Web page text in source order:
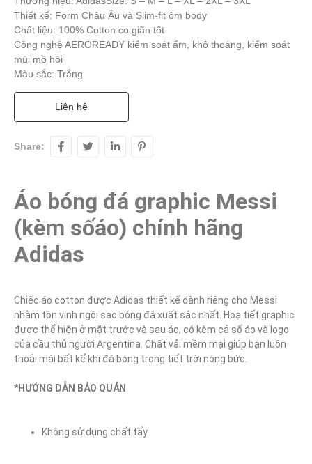
Thiết kế: Form Châu Âu và Slim-fit ôm body
Chất liệu: 100% Cotton co giãn tốt
Công nghệ AEROREADY kiểm soát ẩm, khô thoáng, kiểm soát
mùi mồ hôi
Màu sắc: Trắng
Liên hệ
Share:
Áo bóng đá graphic Messi
(kèm sốáo) chính hãng
Adidas
Chiếc áo cotton được Adidas thiết kế dành riêng cho Messi
nhằm tôn vinh ngôi sao bóng đá xuất sắc nhất. Hoạ tiết graphic
được thể hiện ở mặt trước và sau áo, có kèm cả số áo và logo
của cầu thủ người Argentina. Chất vải mềm mại giúp bạn luôn
thoải mái bất kể khi đá bóng trong tiết trời nóng bức.
*HƯỚNG DẪN BẢO QUẢN
Không sử dụng chất tẩy